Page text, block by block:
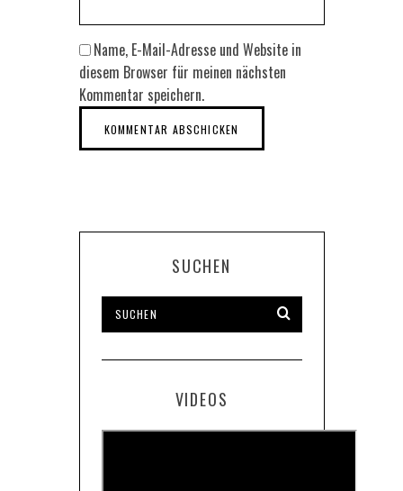
Name, E-Mail-Adresse und Website in
diesem Browser für meinen nächsten
Kommentar speichern.
SUCHEN
VIDEOS